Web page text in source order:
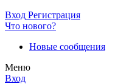
Вход Регистрация
Что нового?
Новые сообщения
Меню
Вход